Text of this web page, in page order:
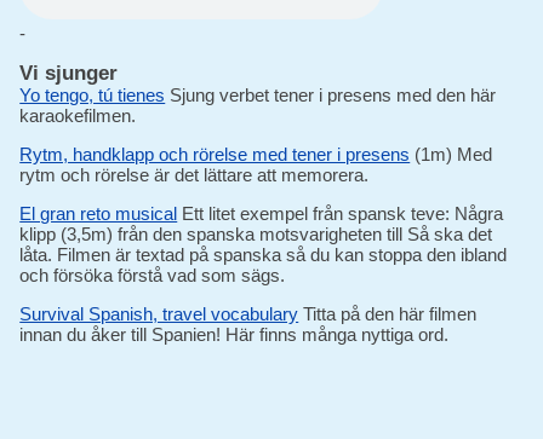
-
Vi sjunger
Yo tengo, tú tienes Sjung verbet tener i presens med den här
karaokefilmen.
Rytm, handklapp och rörelse med tener i presens (1m) Med
rytm och rörelse är det lättare att memorera.
El gran reto musical Ett litet exempel från spansk teve: Några
klipp (3,5m) från den spanska motsvarigheten till Så ska det
låta. Filmen är textad på spanska så du kan stoppa den ibland
och försöka förstå vad som sägs.
Survival Spanish, travel vocabulary Titta på den här filmen
innan du åker till Spanien! Här finns många nyttiga ord.